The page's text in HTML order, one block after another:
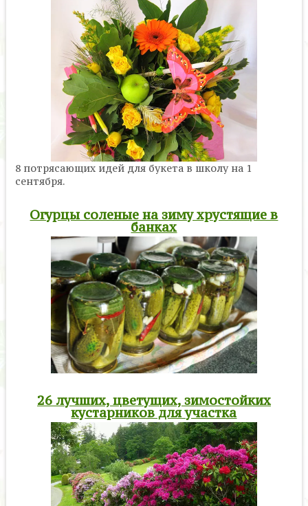
8 потрясающих идей для букета в школу на 1
сентября.
Огурцы соленые на зиму хрустящие в
банках
26 лучших, цветущих, зимостойких
кустарников для участка